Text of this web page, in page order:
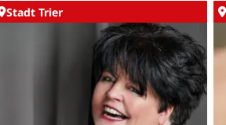
Stadt Trier